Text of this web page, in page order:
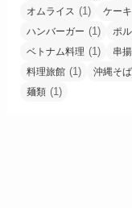
オムライス (1) ケーキ
ハンバーガー (1) ポ
ベトナム料理 (1) 串
料理旅館 (1) 沖縄そば
麺類 (1)